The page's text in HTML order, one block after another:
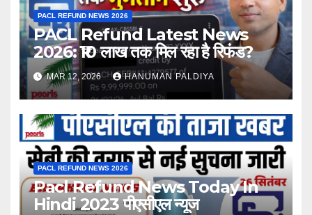
PACL REFUND NEWS 2026
PACL Refund Latest News
2026: ₹10 लाख तक मिल रहा है रिफंड?
MAR 12, 2026 HANUMAN PALDIYA
PACL REFUND NEWS 2026
Pacl Refund News Today In
Hindi 2023 पीएसीएल न्यूज